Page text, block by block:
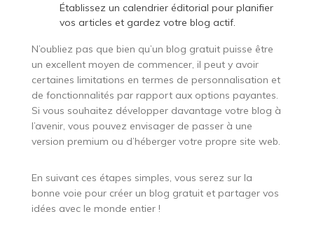
Établissez un calendrier éditorial pour planifier
vos articles et gardez votre blog actif.
N’oubliez pas que bien qu’un blog gratuit puisse être
un excellent moyen de commencer, il peut y avoir
certaines limitations en termes de personnalisation et
de fonctionnalités par rapport aux options payantes.
Si vous souhaitez développer davantage votre blog à
l’avenir, vous pouvez envisager de passer à une
version premium ou d’héberger votre propre site web.
En suivant ces étapes simples, vous serez sur la
bonne voie pour créer un blog gratuit et partager vos
idées avec le monde entier !